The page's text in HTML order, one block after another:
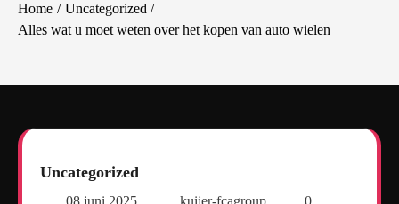
Home
Uncategorized
Alles wat u moet weten over het kopen van auto wielen
Uncategorized
08 juni 2025 kuijer-fcagroup
0